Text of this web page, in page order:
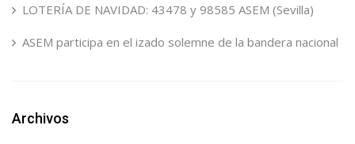
LOTERÍA DE NAVIDAD: 43478 y 98585 ASEM (Sevilla)
ASEM participa en el izado solemne de la bandera nacional
Archivos